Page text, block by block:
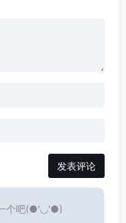
发表评论
一个吧(●'◡'●)